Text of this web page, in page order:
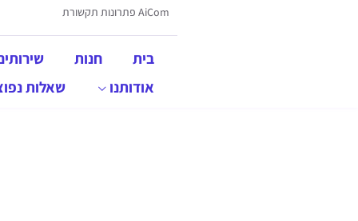
AiCom פתרונות תקשורת
בית חנות
אודותנו
שאלות